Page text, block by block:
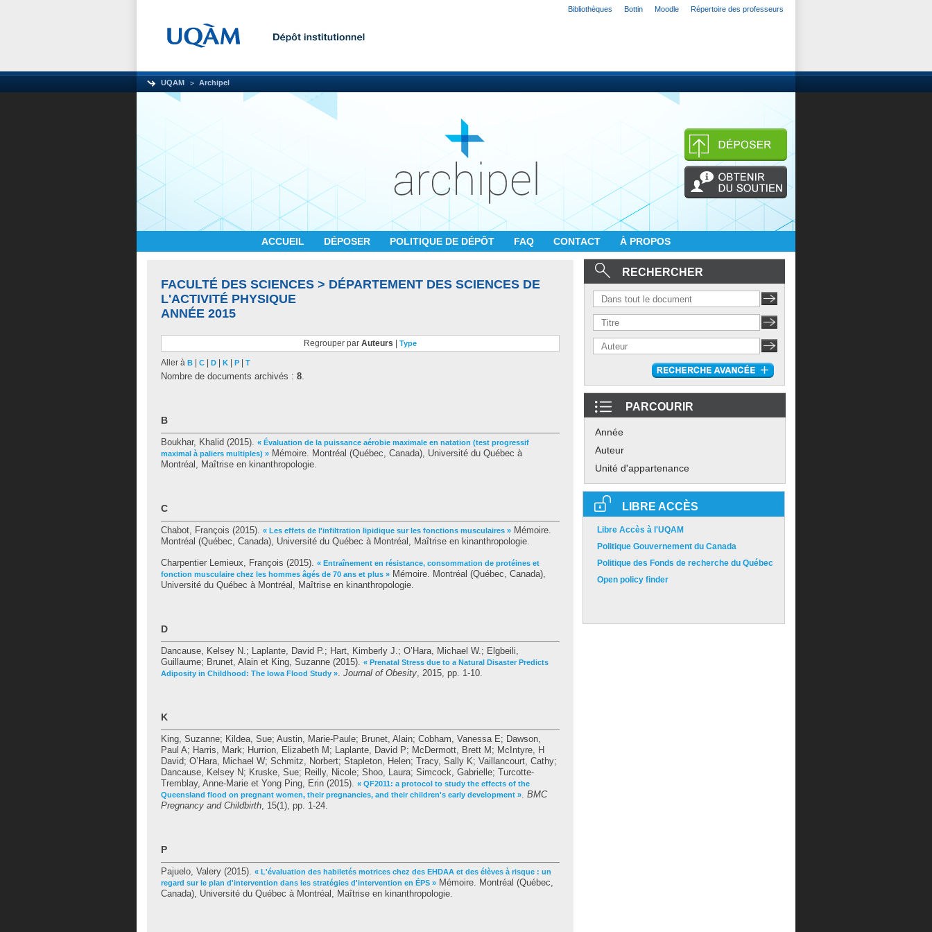
Bibliothèques Bottin Moodle Répertoire des professeurs
UQAM Archipel
ACCUEIL DÉPOSER POLITIQUE DE DÉPÔT FAQ CONTACT À PROPOS
FACULTÉ DES SCIENCES > DÉPARTEMENT DES SCIENCES DE
L'ACTIVITÉ PHYSIQUE
ANNÉE 2015
Regrouper par Auteurs Type
Aller à B C D K P T
Nombre de documents archivés : 8.
B
Boukhar, Khalid (2015). « Évaluation de la puissance aérobie maximale en natation (test progressif
maximal à paliers multiples) » Mémoire. Montréal (Québec, Canada), Université du Québec à
Montréal, Maîtrise en kinanthropologie.
C
Chabot, François (2015). « Les effets de l'infiltration lipidique sur les fonctions musculaires » Mémoire.
Montréal (Québec, Canada), Université du Québec à Montréal, Maîtrise en kinanthropologie.
Charpentier Lemieux, François (2015). « Entraînement en résistance, consommation de protéines et
fonction musculaire chez les hommes âgés de 70 ans et plus » Mémoire. Montréal (Québec, Canada),
Université du Québec à Montréal, Maîtrise en kinanthropologie.
D
Dancause, Kelsey N.; Laplante, David P.; Hart, Kimberly J.; O’Hara, Michael W.; Elgbeili,
Guillaume; Brunet, Alain et King, Suzanne (2015). « Prenatal Stress due to a Natural Disaster Predicts
Adiposity in Childhood: The Iowa Flood Study ». Journal of Obesity, 2015, pp. 1-10.
K
King, Suzanne; Kildea, Sue; Austin, Marie-Paule; Brunet, Alain; Cobham, Vanessa E; Dawson,
Paul A; Harris, Mark; Hurrion, Elizabeth M ; Laplante, David P; McDermott, Brett M ; McIntyre, H
David; O’Hara, Michael W; Schmitz, Norbert; Stapleton, Helen; Tracy, Sally K; Vaillancourt, Cathy;
Dancause, Kelsey N; Kruske, Sue; Reilly, Nicole; Shoo, Laura; Simcock, Gabrielle; Turcotte-
Tremblay, Anne-Marie et Yong Ping, Erin (2015). « QF2011: a protocol to study the effects of the
Queensland flood on pregnant women, their pregnancies, and their children's early development ». BMC
Pregnancy and Childbirth, 15(1), pp. 1-24.
P
Pajuelo, Valery (2015). « L'évaluation des habiletés motrices chez des EHDAA et des élèves à risque : un
regard sur le plan d'intervention dans les stratégies d'intervention en ÉPS » Mémoire. Montréal (Québec,
Canada), Université du Québec à Montréal, Maîtrise en kinanthropologie.
RECHERCHER
PARCOURIR
Année
Auteur
Unité d'appartenance
LIBRE ACCÈS
Libre Accès à l'UQAM
Politique Gouvernement du Canada
Politique des Fonds de recherche du Québec
Open policy finder